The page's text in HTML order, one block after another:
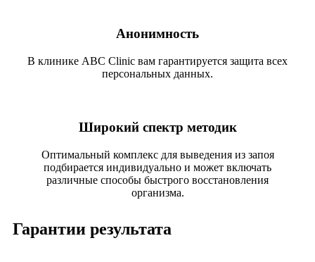
Анонимность
В клинике ABC Clinic вам гарантируется защита всех
персональных данных.
Широкий спектр методик
Оптимальный комплекс для выведения из запоя
подбирается индивидуально и может включать
различные способы быстрого восстановления
организма.
Гарантии результата